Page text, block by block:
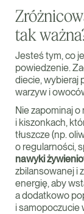
tak
Jesteś tym, co
powiedzenie.
diecie, wybieraj
warzyw i
Nie zapominaj
i kiszonkach,
tłuszcze (np.
o regularności,
nawyki
zbilansowanej i
energię, aby
a dodatkowo
i samopoczucie